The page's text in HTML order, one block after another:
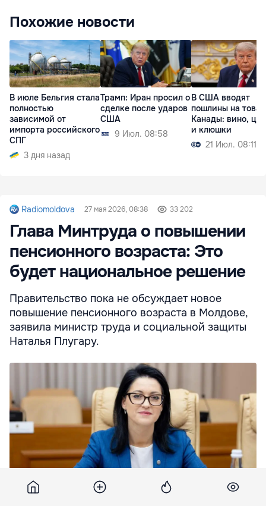
Похожие новости
В июле Бельгия стала
полностью
зависимой от
импорта российского
СПГ
3 дня назад
Трамп: Иран просил о
сделке после ударов
США
9 Июл. 08:58
В США вводят
пошлины на
Канады: вино,
и клюшки
21 Июл. 08:11
Radiomoldova 27 мая 2026, 08:38 33 202
Глава Минтруда о повышении
пенсионного возраста: Это
будет национальное решение
Правительство пока не обсуждает новое
повышение пенсионного возраста в Молдове,
заявила министр труда и социальной защиты
Наталья Плугару.